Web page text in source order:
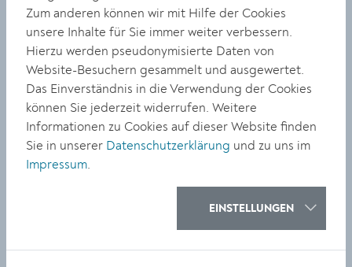
lädt zum Besuch der Ausstellung ein.
Kulturamtsleiter Gregor Kremser ergänzt: „Der Zauber
von Homar-Zogmayers Werken liegt in ihrer Fähigkeit,
das Kleine, Zerbrechliche und Übersehene in den
Vordergrund zu stellen. Ihre Arbeiten laden uns dazu
ein, die Schönheit im Alltäglichen zu entdecken.“
Zur Ausstellung ist ein begleitender Katalog
erschienen, der im Shop des museumkrems erhältlich
Elisabeth Homar-Zogmayer, geboren 1950 in Altpölla
Zum anderen können wir mit Hilfe der Cookies
unsere Inhalte für Sie immer weiter verbessern.
Hierzu werden pseudonymisierte Daten von
Website-Besuchern gesammelt und ausgewertet.
Das Einverständnis in die Verwendung der Cookies
können Sie jederzeit widerrufen. Weitere
Informationen zu Cookies auf dieser Website finden
Sie in unserer Datenschutzerklärung und zu uns im
Impressum.
EINSTELLUNGEN